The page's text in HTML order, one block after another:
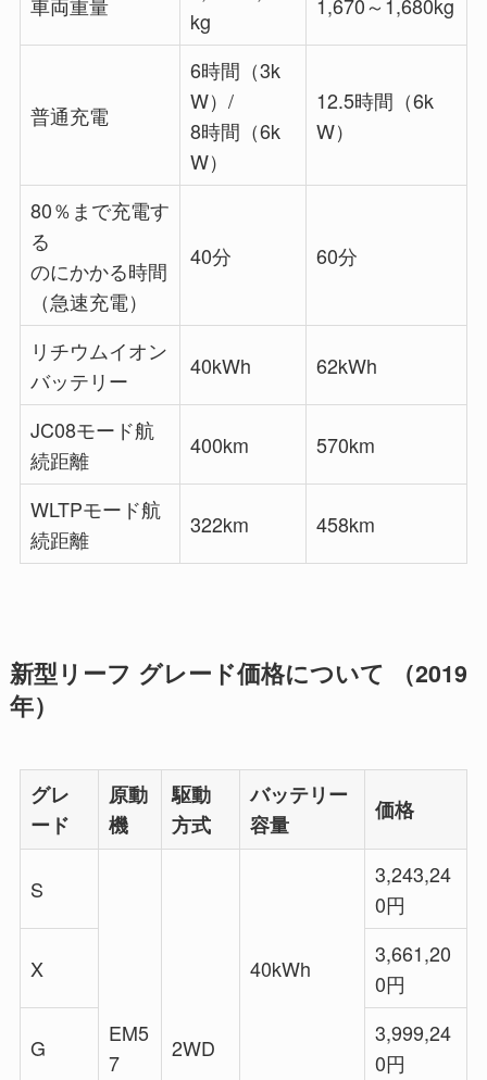
kg
普通充電
6時間（3k
W）/
8時間（6k
W）
12.5時間（6k
W）
80％まで充電す
る
のにかかる時間
（急速充電）
40分 60分
リチウムイオン
バッテリー
40kWh 62kWh
JC08モード航
続距離
400km 570km
WLTPモード航
続距離
322km 458km
新型リーフ グレード価格について （2019
年）
グレ
ード
原動
機
駆動
方式
バッテリー
容量
価格
S
EM5
7
2WD
40kWh
3,243,24
0円
X
3,661,20
0円
G
3,999,24
0円